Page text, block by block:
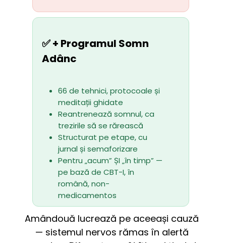
Amândouă lucrează pe aceeași cauză
— sistemul nervos rămas în alertă
✅ + Programul Somn
Adânc
66 de tehnici, protocoale și
meditații ghidate
Reantrenează somnul, ca
trezirile să se rărească
Structurat pe etape, cu
jurnal și semaforizare
Pentru „acum” ȘI „în timp” —
pe bază de CBT-I, în
română, non-
medicamentos